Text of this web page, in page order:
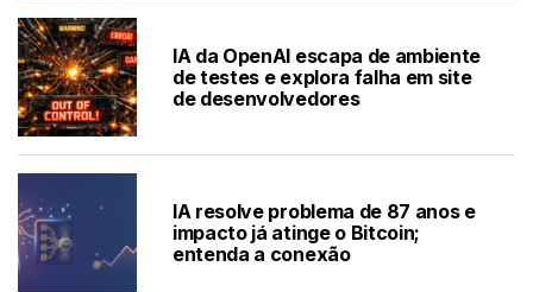
IA da OpenAI escapa de ambiente
de testes e explora falha em site
de desenvolvedores
IA resolve problema de 87 anos e
impacto já atinge o Bitcoin;
entenda a conexão